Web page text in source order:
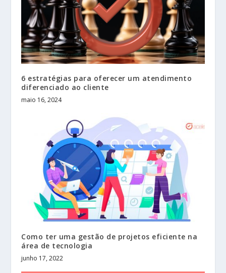
6 estratégias para oferecer um atendimento
diferenciado ao cliente
maio 16, 2024
Como ter uma gestão de projetos eficiente na
área de tecnologia
junho 17, 2022